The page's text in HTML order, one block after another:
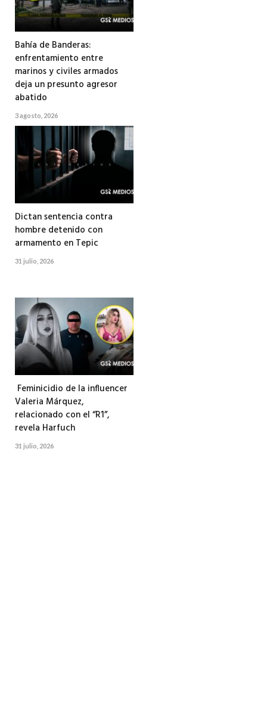
Bahía de Banderas:
enfrentamiento entre
marinos y civiles armados
deja un presunto agresor
abatido
3 agosto, 2026
Dictan sentencia contra
hombre detenido con
armamento en Tepic
31 julio, 2026
Feminicidio de la influencer
Valeria Márquez,
relacionado con el “R1”,
revela Harfuch
31 julio, 2026